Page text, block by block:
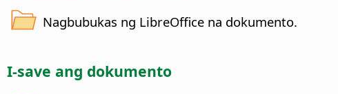
Nagbubukas ng LibreOffice na dokumento.
I-save ang dokumento